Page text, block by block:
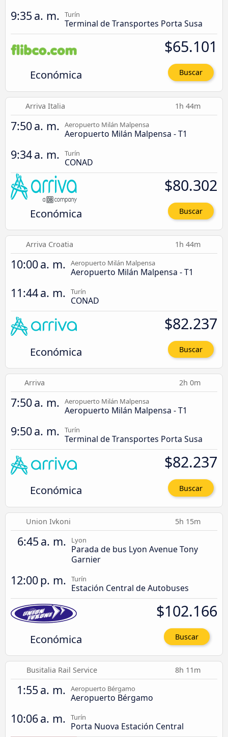
9:35 a. m. Turín
Terminal de Transportes Porta Susa
Económica
$65.101
Buscar
Arriva Italia 1h 44m
7:50 a. m. Aeropuerto Milán Malpensa
Aeropuerto Milán Malpensa - T1
9:34 a. m. Turín
CONAD
Económica
$80.302
Buscar
Arriva Croatia 1h 44m
10:00 a. m. Aeropuerto Milán Malpensa
Aeropuerto Milán Malpensa - T1
11:44 a. m. Turín
CONAD
Económica
$82.237
Buscar
Arriva 2h 0m
7:50 a. m. Aeropuerto Milán Malpensa
Aeropuerto Milán Malpensa - T1
9:50 a. m. Turín
Terminal de Transportes Porta Susa
Económica
$82.237
Buscar
Union Ivkoni 5h 15m
6:45 a. m. Lyon
Parada de bus Lyon Avenue Tony
Garnier
12:00 p. m. Turín
Estación Central de Autobuses
Económica
$102.166
Buscar
Busitalia Rail Service 8h 11m
1:55 a. m. Aeropuerto Bérgamo
Aeropuerto Bérgamo
10:06 a. m. Turín
Porta Nuova Estación Central